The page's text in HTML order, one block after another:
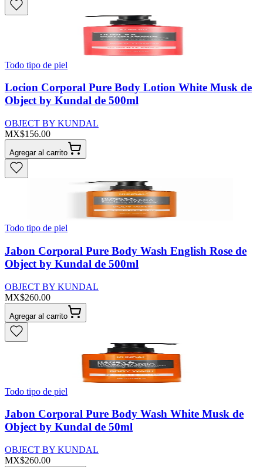
Todo tipo de piel
Locion Corporal Pure Body Lotion White Musk de
Object by Kundal de 500ml
OBJECT BY KUNDAL
MX$156.00
Agregar al carrito
Todo tipo de piel
Jabon Corporal Pure Body Wash English Rose de
Object by Kundal de 500ml
OBJECT BY KUNDAL
MX$260.00
Agregar al carrito
Todo tipo de piel
Jabon Corporal Pure Body Wash White Musk de
Object by Kundal de 50ml
OBJECT BY KUNDAL
MX$260.00